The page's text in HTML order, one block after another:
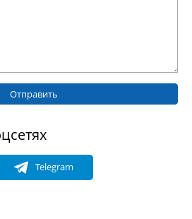
Отправить